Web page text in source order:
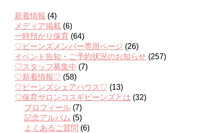
新着情報 (4)
メディア掲載 (6)
一時預かり保育 (64)
♡ビーンズメンバー専用ページ (26)
イベント告知・ご予約状況のお知らせ (257)
♡スタッフ募集中 (7)
♡新着情報♡ (58)
♡ビーンズシェアハウス♡ (13)
♡保育サロンコスギビーンズとは (32)
プロフィール (7)
記念アルバム (5)
よくあるご質問 (6)